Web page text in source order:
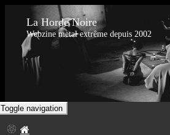
La Horde Noire
Webzine metal extrême depuis 2002
Toggle navigation